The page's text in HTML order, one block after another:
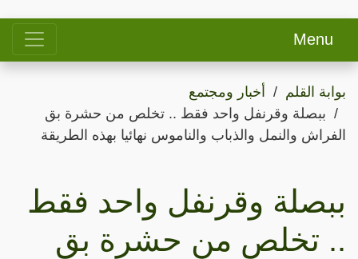
Menu
بوابة القلم
أخبار ومجتمع
ببصلة وقرنفل واحد فقط .. تخلص من حشرة بق
الفراش والنمل والذباب والناموس نهائيا بهذه الطريقة
ببصلة وقرنفل واحد فقط
.. تخلص من حشرة بق